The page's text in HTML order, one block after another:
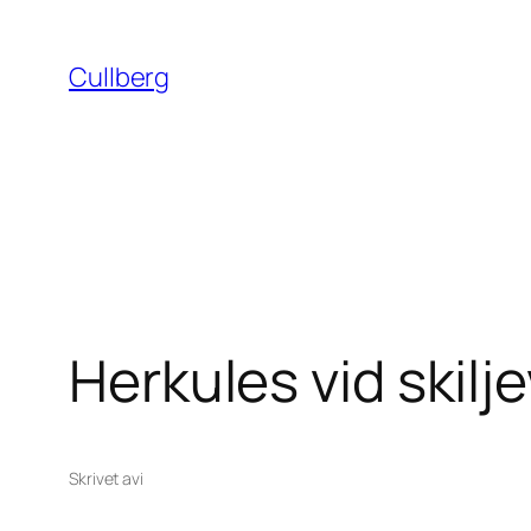
innehåll
Cullberg
Herkules vid
Skrivet avi